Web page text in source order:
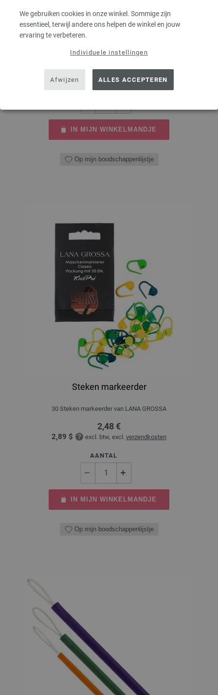
We gebruiken cookies in onze winkel. Sommige zijn
essentieel, terwijl andere ons helpen de winkel en jouw
ervaring te verbeteren.
Individuele instellingen
Afwijzen ALLES ACCEPTEREN
Rondbreinaalden designer hout Multicolor LANA GROSSA, gemaakt van
duurzaam berkenhout, pendikte 4,0 lengte 80cm
7,14 €
IN MIJN WINKELMANDJE
Op mijn boodschappenlijstje
Steken markeerder
30 Steken markeerder van LANA GROSSA
2,48 €
2,89 $ excl. btw, excl. verzendkosten
AANTAL
IN MIJN WINKELMANDJE
Op mijn boodschappenlijstje